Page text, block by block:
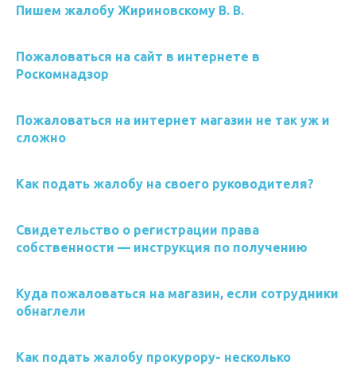
Пишем жалобу Жириновскому В. В.
Пожаловаться на сайт в интернете в
Роскомнадзор
Пожаловаться на интернет магазин не так уж и
сложно
Как подать жалобу на своего руководителя?
Свидетельство о регистрации права
собственности — инструкция по получению
Куда пожаловаться на магазин, если сотрудники
обнаглели
Как подать жалобу прокурору- несколько